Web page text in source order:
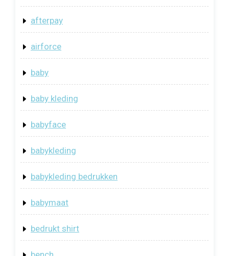
afterpay
airforce
baby
baby kleding
babyface
babykleding
babykleding bedrukken
babymaat
bedrukt shirt